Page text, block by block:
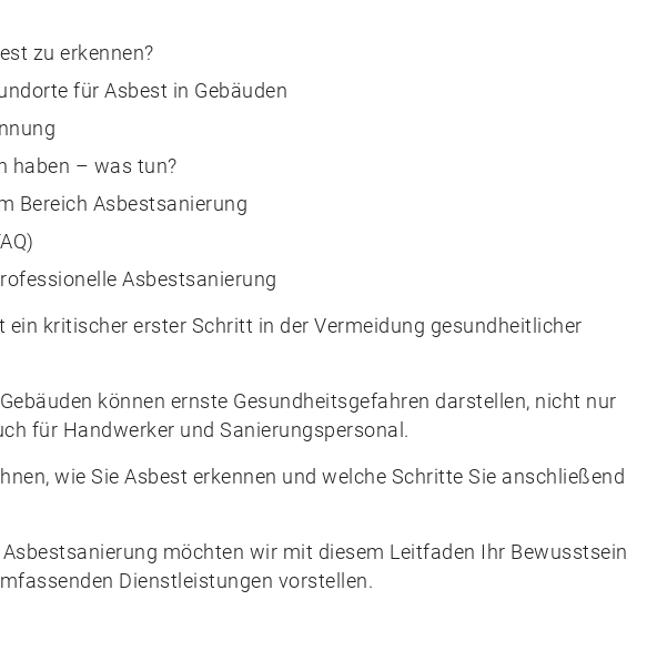
zu erkennen?
für Asbest in Gebäuden
haben – was tun?
Bereich Asbestsanierung
Asbestsanierung
ein kritischer erster Schritt in der Vermeidung gesundheitlicher
können ernste Gesundheitsgefahren darstellen, nicht nur
für Handwerker und Sanierungspersonal.
wie Sie Asbest erkennen und welche Schritte Sie anschließend
möchten wir mit diesem Leitfaden Ihr Bewusstsein
Dienstleistungen vorstellen.